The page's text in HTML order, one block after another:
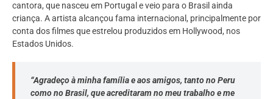
cantora, que nasceu em Portugal e veio para o Brasil ainda
criança. A artista alcançou fama internacional, principalmente por
conta dos filmes que estrelou produzidos em Hollywood, nos
Estados Unidos.
“Agradeço à minha família e aos amigos, tanto no Peru
como no Brasil, que acreditaram no meu trabalho e me